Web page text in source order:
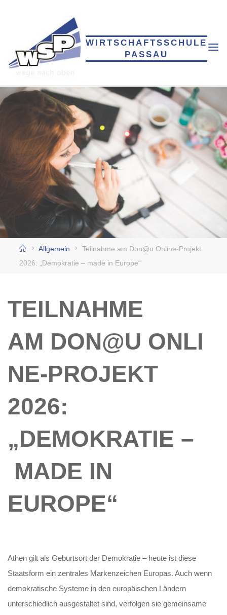
WIRTSCHAFTSSCHULE
PASSAU
HomeAllgemein
Teilnahme am Don@u Online-Projekt
2026: „Demokratie – made in Europe“
TEILNAHME
AM DON@U ONLI
NE-PROJEKT
2026:
„DEMOKRATIE –
MADE IN
EUROPE“
Athen gilt als Geburtsort der Demokratie – heute ist diese
Staatsform ein zentrales Markenzeichen Europas. Auch wenn
demokratische Systeme in den europäischen Ländern
unterschiedlich ausgestaltet sind, verfolgen sie gemeinsame